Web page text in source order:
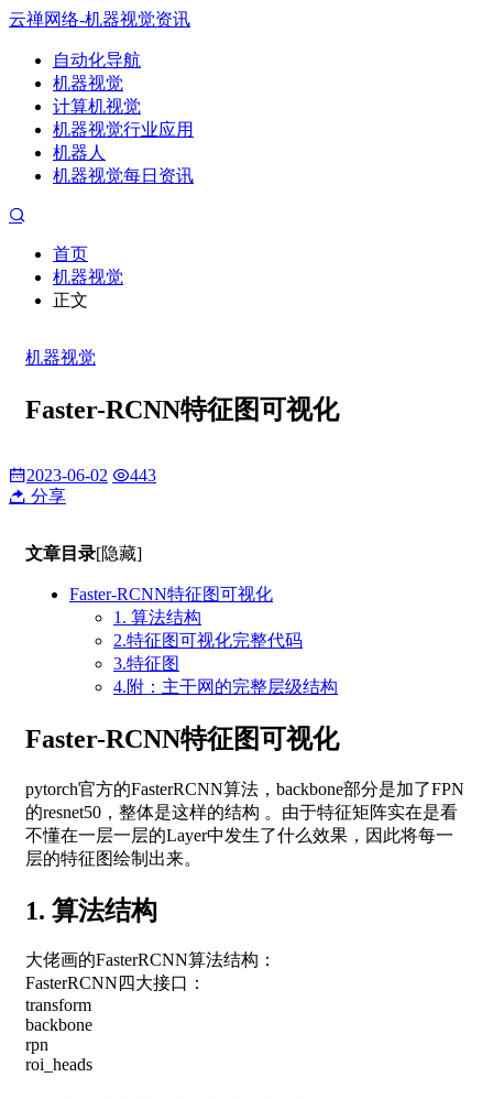
云禅网络-机器视觉资讯
自动化导航
机器视觉
计算机视觉
机器视觉行业应用
机器人
机器视觉每日资讯
首页
机器视觉
正文
机器视觉
Faster-RCNN特征图可视化
2023-06-02
443
分享
文章目录[隐藏]
Faster-RCNN特征图可视化
1. 算法结构
2.特征图可视化完整代码
3.特征图
4.附：主干网的完整层级结构
Faster-RCNN特征图可视化
pytorch官方的FasterRCNN算法，backbone部分是加了FPN
的resnet50，整体是这样的结构 。由于特征矩阵实在是看
不懂在一层一层的Layer中发生了什么效果，因此将每一
层的特征图绘制出来。
1. 算法结构
大佬画的FasterRCNN算法结构：
FasterRCNN四大接口：
transform
backbone
rpn
roi_heads